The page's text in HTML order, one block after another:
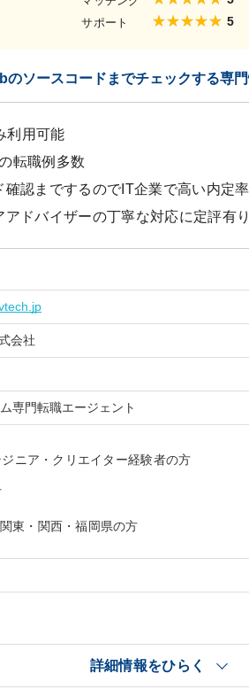
サポート 5
のソースコードまでチェックする専
利用可能
転職例多数
認までするのでIT企業で高い内定率
ドバイザーの丁寧な対応に定評有り
会社
専門転職エージェント
ニア・クリエイター経験者の方
東・関西・福岡県の方
詳細情報をひらく